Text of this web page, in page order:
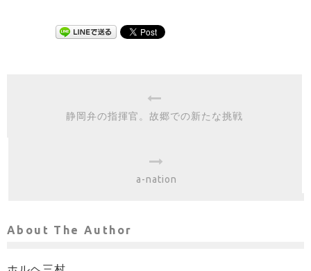
静岡弁の指揮官。故郷での新たな挑戦
a-nation
About The Author